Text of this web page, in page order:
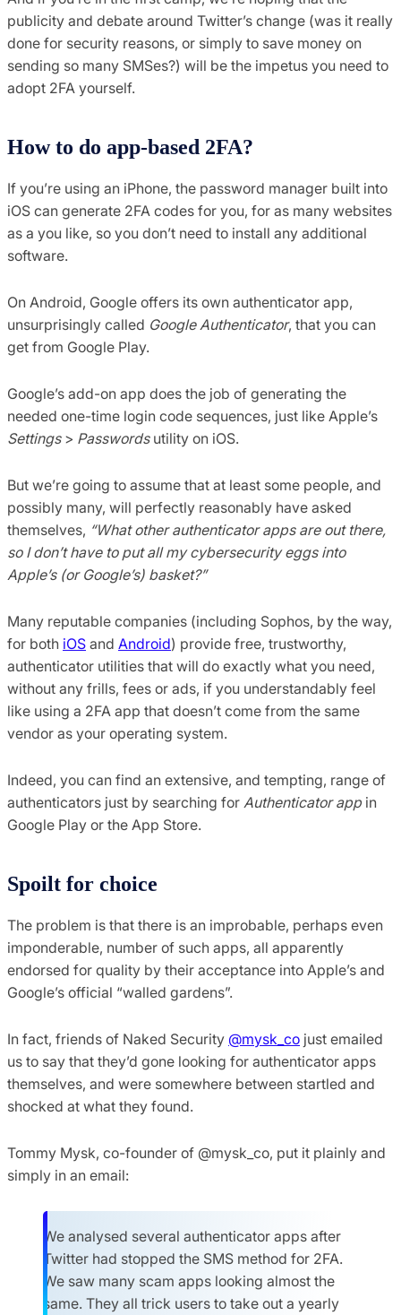
publicity and debate around Twitter’s change (was it really
done for security reasons, or simply to save money on
sending so many SMSes?) will be the impetus you need to
adopt 2FA yourself.
How to do app-based 2FA?
If you’re using an iPhone, the password manager built into
iOS can generate 2FA codes for you, for as many websites
as a you like, so you don’t need to install any additional
software.
On Android, Google offers its own authenticator app,
unsurprisingly called Google Authenticator, that you can
get from Google Play.
Google’s add-on app does the job of generating the
needed one-time login code sequences, just like Apple’s
Settings> Passwordsutility on iOS.
But we’re going to assume that at least some people, and
possibly many, will perfectly reasonably have asked
themselves, “What other authenticator apps are out there,
so I don’t have to put all my cybersecurity eggs into
Apple’s (or Google’s) basket?”
Many reputable companies (including Sophos, by the way,
for both iOS and Android) provide free, trustworthy,
authenticator utilities that will do exactly what you need,
without any frills, fees or ads, if you understandably feel
like using a 2FA app that doesn’t come from the same
vendor as your operating system.
Indeed, you can find an extensive, and tempting, range of
authenticators just by searching for Authenticator app in
Google Play or the App Store.
Spoilt for choice
The problem is that there is an improbable, perhaps even
imponderable, number of such apps, all apparently
endorsed for quality by their acceptance into Apple’s and
Google’s official “walled gardens”.
In fact, friends of Naked Security @mysk_co just emailed
us to say that they’d gone looking for authenticator apps
themselves, and were somewhere between startled and
shocked at what they found.
Tommy Mysk, co-founder of @mysk_co, put it plainly and
simply in an email:
We analysed several authenticator apps after
Twitter had stopped the SMS method for 2FA.
We saw many scam apps looking almost the
same. They all trick users to take out a yearly